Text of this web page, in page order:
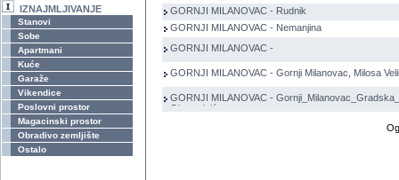
IZNAJMLJIVANJE
Stanovi
Sobe
Apartmani
Kuće
Garaže
Vikendice
Poslovni prostor
Magacinski prostor
Obradivo zemljište
Ostalo
GORNJI MILANOVAC - Rudnik
GORNJI MILANOVAC - Nemanjina
GORNJI MILANOVAC -
GORNJI MILANOVAC - Gornji Milanovac, Milosa
GORNJI MILANOVAC -
Obrenoivića